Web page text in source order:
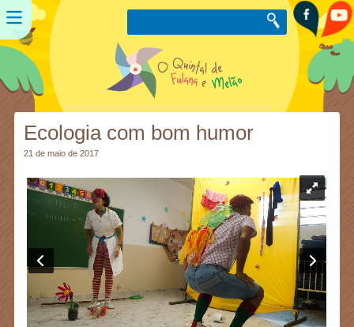
Ecologia com bom humor
21 de maio de 2017